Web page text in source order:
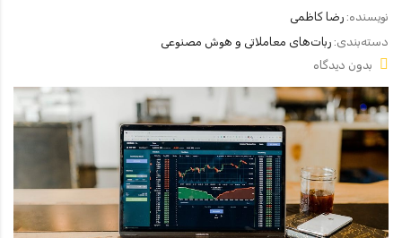
نویسنده: رضا کاظمی
دسته‌بندی: ربات‌های معاملاتی و هوش مصنوعی
بدون دیدگاه